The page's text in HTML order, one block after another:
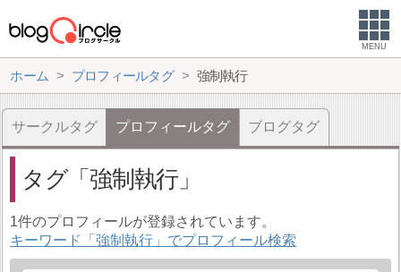
MENU
ホーム プロフィールタグ 強制執行
サークルタグ プロフィールタグ ブログタグ
タグ 強制執行
1件のプロフィールが登録されています。
キーワード「強制執行」でプロフィール検索